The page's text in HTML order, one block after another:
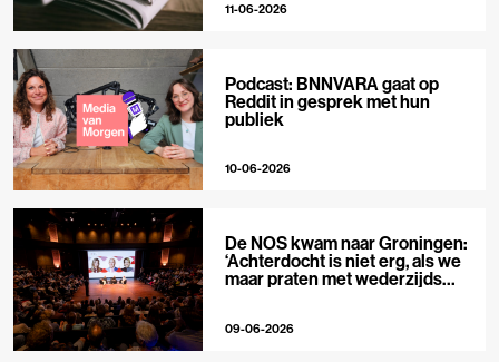
11-06-2026
Podcast: BNNVARA gaat op
Reddit in gesprek met hun
publiek
10-06-2026
De NOS kwam naar Groningen:
‘Achterdocht is niet erg, als we
maar praten met wederzijds
09-06-2026